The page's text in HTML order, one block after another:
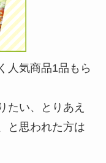
人気商品1品もら
たい、とりあえ
と思われた方は